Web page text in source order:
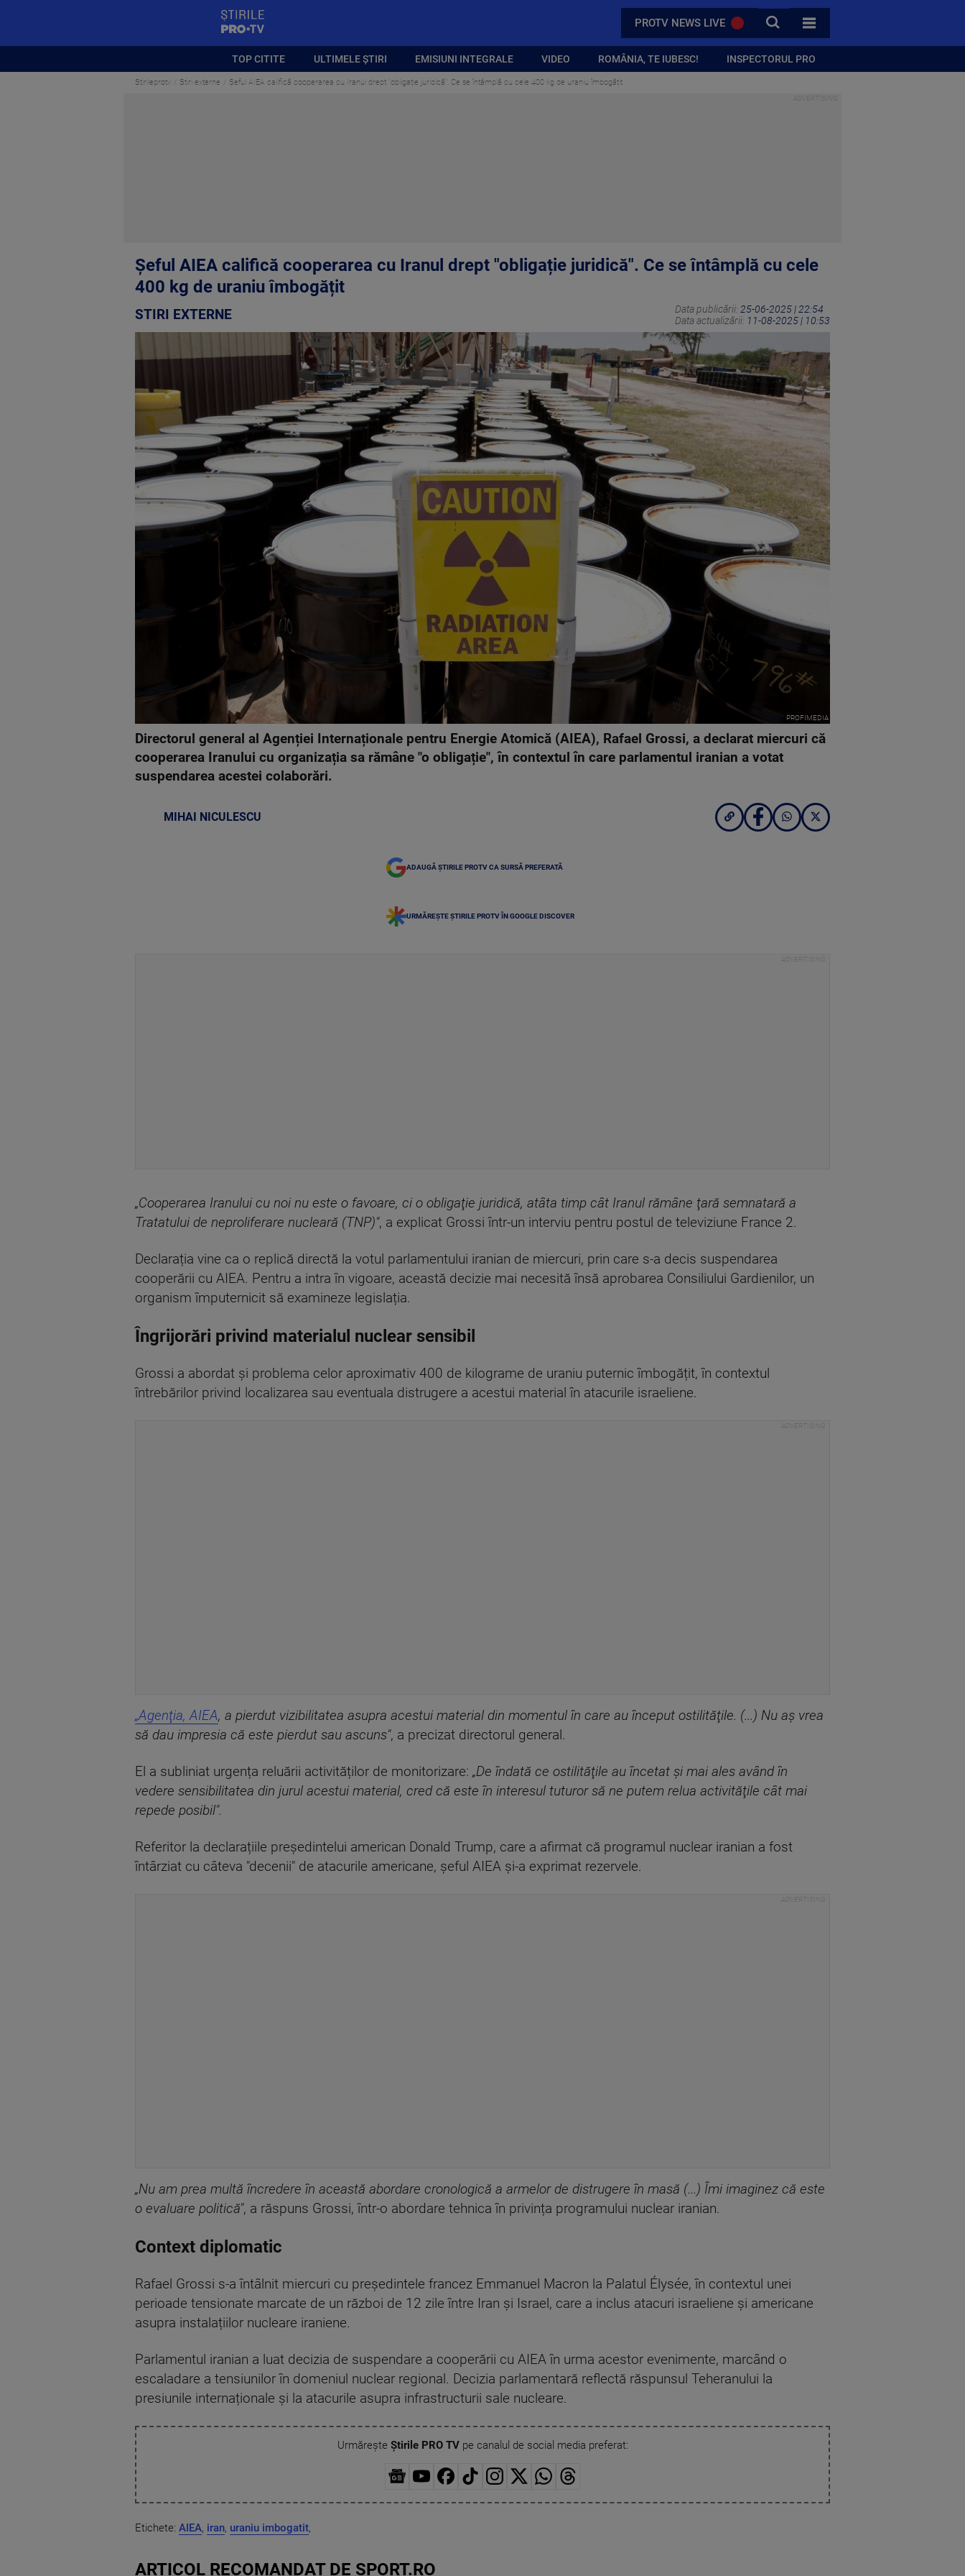
PROTV NEWS LIVE CAUTA
TOATE CATEGORIILE
TOP CITITE ULTIMELE ȘTIRI EMISIUNI INTEGRALE VIDEO ROMÂNIA, TE IUBESC! INSPECTORUL PRO
Stirileprotv Stiri externe Șeful AIEA califică cooperarea cu Iranul drept "obligație juridică". Ce se întâmplă cu cele 400 kg de uraniu îmbogățit
Șeful AIEA califică cooperarea cu Iranul drept "obligație juridică". Ce se întâmplă cu cele
400 kg de uraniu îmbogățit
STIRI EXTERNE Data publicării: 25-06-2025 | 22:54
Data actualizării: 11-08-2025 | 10:53
PROFIMEDIA
Directorul general al Agenției Internaționale pentru Energie Atomică (AIEA), Rafael Grossi, a declarat miercuri că
cooperarea Iranului cu organizația sa rămâne "o obligație", în contextul în care parlamentul iranian a votat
suspendarea acestei colaborări.
MIHAI NICULESCU
ADAUGĂ ȘTIRILE PROTV CA SURSĂ PREFERATĂ
URMĂREȘTE ȘTIRILE PROTV ÎN GOOGLE DISCOVER
„Cooperarea Iranului cu noi nu este o favoare, ci o obligaţie juridică, atâta timp cât Iranul rămâne ţară semnatară a
Tratatului de neproliferare nucleară (TNP)", a explicat Grossi într-un interviu pentru postul de televiziune France 2.
Declarația vine ca o replică directă la votul parlamentului iranian de miercuri, prin care s-a decis suspendarea
cooperării cu AIEA. Pentru a intra în vigoare, această decizie mai necesită însă aprobarea Consiliului Gardienilor, un
organism împuternicit să examineze legislația.
Îngrijorări privind materialul nuclear sensibil
Grossi a abordat și problema celor aproximativ 400 de kilograme de uraniu puternic îmbogățit, în contextul
întrebărilor privind localizarea sau eventuala distrugere a acestui material în atacurile israeliene.
„Agenţia, AIEA, a pierdut vizibilitatea asupra acestui material din momentul în care au început ostilităţile. (...) Nu aş vrea
să dau impresia că este pierdut sau ascuns", a precizat directorul general.
El a subliniat urgența reluării activităților de monitorizare: „De îndată ce ostilităţile au încetat şi mai ales având în
vedere sensibilitatea din jurul acestui material, cred că este în interesul tuturor să ne putem relua activităţile cât mai
repede posibil".
Referitor la declarațiile președintelui american Donald Trump, care a afirmat că programul nuclear iranian a fost
întârziat cu câteva "decenii" de atacurile americane, șeful AIEA și-a exprimat rezervele.
„Nu am prea multă încredere în această abordare cronologică a armelor de distrugere în masă (...) Îmi imaginez că este
o evaluare politică", a răspuns Grossi, într-o abordare tehnica în privința programului nuclear iranian.
Context diplomatic
Rafael Grossi s-a întâlnit miercuri cu președintele francez Emmanuel Macron la Palatul Élysée, în contextul unei
perioade tensionate marcate de un război de 12 zile între Iran și Israel, care a inclus atacuri israeliene și americane
asupra instalațiilor nucleare iraniene.
Parlamentul iranian a luat decizia de suspendare a cooperării cu AIEA în urma acestor evenimente, marcând o
escaladare a tensiunilor în domeniul nuclear regional. Decizia parlamentară reflectă răspunsul Teheranului la
presiunile internaționale și la atacurile asupra infrastructurii sale nucleare.
Urmărește Știrile PRO TVpe canalul de social media preferat:
Etichete: AIEA, iran, uraniu imbogatit,
ARTICOL RECOMANDAT DE SPORT.RO